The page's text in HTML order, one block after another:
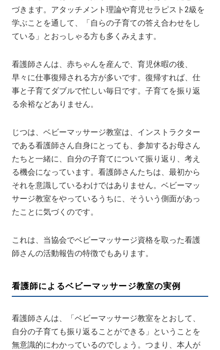
づきます。アタッチメント理論や育児セラピスト2級を
学ぶことを通して、「自らの子育ての答え合わせをし
ている」とおっしゃる方も多くみえます。
看護師さんは、赤ちゃんを産んで、育児休暇の後、
早々に仕事復帰される方が多いです。復帰すれば、仕
事と子育てダブルで忙しい毎日です。子育てを振り返
る余裕などありません。
じつは、ベビーマッサージ教室は、インストラクター
である看護師さん自身にとっても、参加するお母さん
たちと一緒に、自分の子育てについて振り返り、考え
る機会になっています。看護師さんたちは、最初から
それを意識しているわけではありません。ベビーマッ
サージ教室をやっているうちに、そういう側面があっ
たことに気づくのです。
これは、当協会でベビーマッサージ資格を取った看護
師さんの活動報告の特徴でもあります。
看護師によるベビーマッサージ教室の実例
看護師さんは、「ベビーマッサージ教室をとおして、
自分の子育ても振り返ることができる」ということを
無意識的にわかっているのでしょう。つまり、本人が